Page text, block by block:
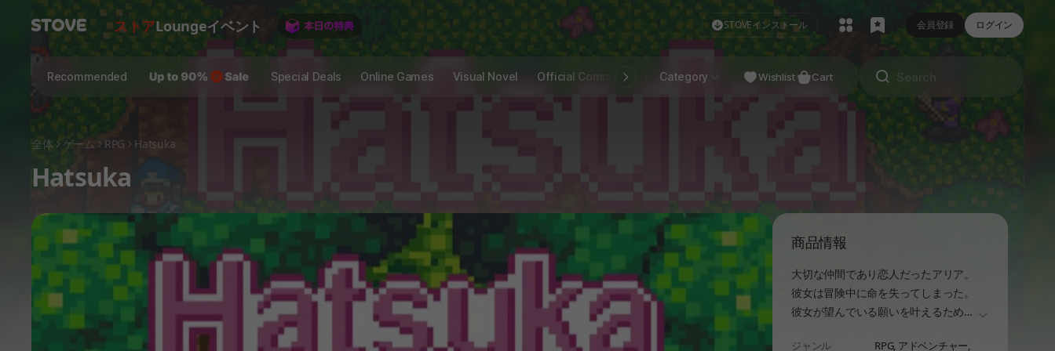
ストアLoungeイベント STOVEインストール 会員登録 ログイン
Recommended Special Deals Online Games Visual Novel Official Community STOVE INDIE Studio
Category Wishlist Cart
全体 ゲーム RPG Hatsuka
Hatsuka
商品情報
大切な仲間であり恋人だったアリア。
彼女は冒険中に命を失ってしまった。
彼女が望んでいる願いを叶えるために 더보기
ジャンル RPG, アドベンチャー,